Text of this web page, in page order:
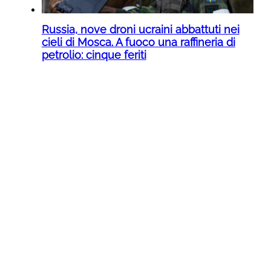
Russia, nove droni ucraini abbattuti nei
cieli di Mosca. A fuoco una raffineria di
petrolio: cinque feriti